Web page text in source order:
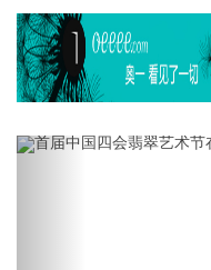
Previous